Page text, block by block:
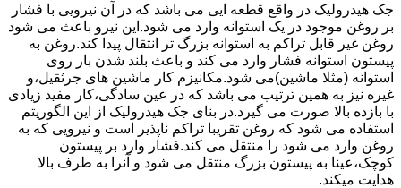
جک هیدرولیک در واقع قطعه ایی می باشد که در آن نیرویی با فشار
بر روغن موجود در یک استوانه وارد می شود.این نیرو باعث می شود
روغن غیر قابل تراکم به استوانه بزرگ تر انتقال پیدا کند.روغن به
پیستون استوانه فشار وارد می کند و باعث بلند شدن بار روی
استوانه (مثلا ماشین)می شود.مکانیزم کار ماشین های جرثقیل،و
غیره نیز به همین ترتیب می باشد که در عین سادگی،کار مفید زیادی
با بازده بالا صورت می گیرد.در بنای جک هیدرولیک از این الگوریتم
استفاده می شود که روغن تقریبا تراکم ناپذیر است و نیرویی که به
روغن وارد می شود را منتقل می کند.فشار وارد بر پیستون
کوچک،عینا به پیستون بزرگ منتقل می شود و آنرا به طرف بالا
هدایت میکند.